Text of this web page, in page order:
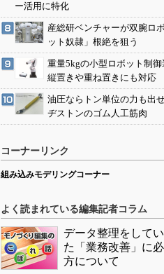
ー活用に特化
産総研ベンチャーが双腕ロ
ット奴隷」根絶を狙う
重量5kgの小型ロボット制御
縦置きや重ね置きにも対応
油圧ならトン単位の力も出
ヂストンのゴム人工筋肉
コーナーリンク
組み込みモデリングコーナー
よく読まれている編集記者コラム
データ整理をして
た「業務改善」に
方について